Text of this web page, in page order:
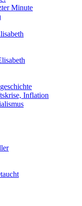
Minute
Inflation